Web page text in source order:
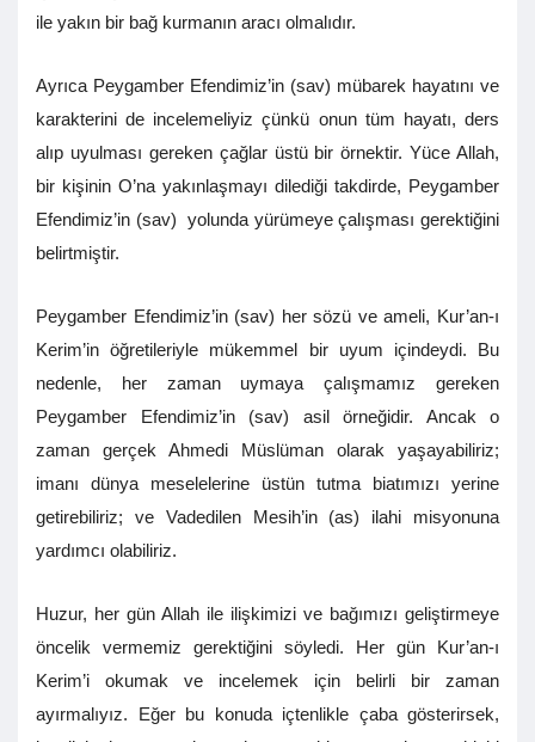
ile yakın bir bağ kurmanın aracı olmalıdır.
Ayrıca Peygamber Efendimiz’in (sav) mübarek hayatını ve
karakterini de incelemeliyiz çünkü onun tüm hayatı, ders
alıp uyulması gereken çağlar üstü bir örnektir. Yüce Allah,
bir kişinin O’na yakınlaşmayı dilediği takdirde, Peygamber
Efendimiz’in (sav) yolunda yürümeye çalışması gerektiğini
belirtmiştir.
Peygamber Efendimiz’in (sav) her sözü ve ameli, Kur’an-ı
Kerim’in öğretileriyle mükemmel bir uyum içindeydi. Bu
nedenle, her zaman uymaya çalışmamız gereken
Peygamber Efendimiz’in (sav) asil örneğidir. Ancak o
zaman gerçek Ahmedi Müslüman olarak yaşayabiliriz;
imanı dünya meselelerine üstün tutma biatımızı yerine
getirebiliriz; ve Vadedilen Mesih’in (as) ilahi misyonuna
yardımcı olabiliriz.
Huzur, her gün Allah ile ilişkimizi ve bağımızı geliştirmeye
öncelik vermemiz gerektiğini söyledi. Her gün Kur’an-ı
Kerim’i okumak ve incelemek için belirli bir zaman
ayırmalıyız. Eğer bu konuda içtenlikle çaba gösterirsek,